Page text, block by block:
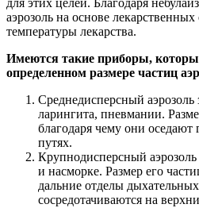
для этих целей. Благодаря
аэрозоль на основе лекарственных
температуры лекарства.
Имеются такие приборы,
определенном размере частиц
Среднедисперсный аэрозоль
ларингита, пневмании.
благодаря чему они оседают
путях.
Крупнодисперсный
и насморке. Размер его
дальние отделы
сосредотачиваются на